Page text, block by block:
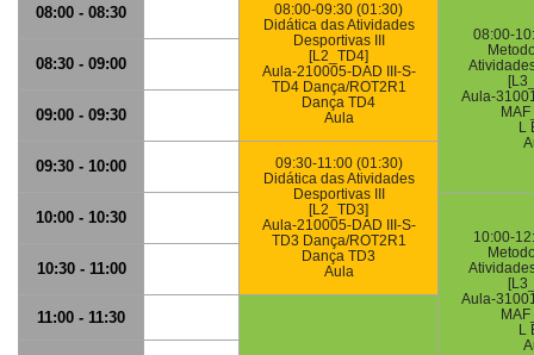
08:00 - 08:30
08:00-09:30 (01:30)
Didática das Atividades
Desportivas III
[L2_TD4]
Aula-210005-DAD III-S-
TD4 Dança/ROT2R1
Dança TD4
Aula
08:00-
Aula-
L
08:30 - 09:00
09:00 - 09:30
09:30 - 10:00
09:30-11:00 (01:30)
Didática das Atividades
Desportivas III
[L2_TD3]
Aula-210005-DAD III-S-
TD3 Dança/ROT2R1
Dança TD3
Aula
10:00 - 10:30
10:00-
Aula-
L
10:30 - 11:00
11:00 - 11:30